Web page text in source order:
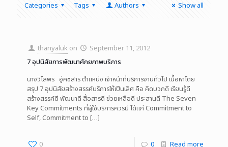
Categories Tags Authors Show all
thanyaluk on
September 11, 2012
7 อุปนิสัยการพัฒนาศักยภาพบริการ
นางวิไลพร อู่คชสาร ตำแหน่ง เจ้าหน้าที่บริการงานทั่วไป เนื้อหาโดย
สรุป 7 อุปนิสัยสร้างสรรค์บริการให้เป็นเลิศ คือ คิดบวกดี เรียนรู้ดี
สร้างสรรค์ดี พัฒนาดี สื่อสารดี ช่วยเหลือดี ประสานดี The Seven
Key Commitments ที่ผู้ใช้บริการควรมี ได้แก่ Commitment to
Self, Commitment to […]
0 0 Read more